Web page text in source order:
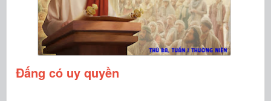
Đấng có uy quyền